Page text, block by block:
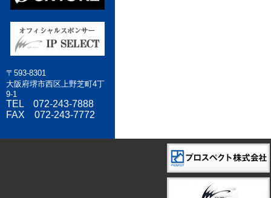
〒593-8301
大阪府堺市西区上野芝町4丁
9-1
TEL 072-243-7888
FAX 072-243-7772